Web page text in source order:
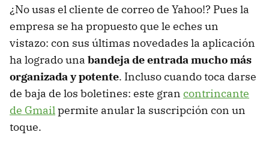
¿No usas el cliente de correo de Yahoo!? Pues la
empresa se ha propuesto que le eches un
vistazo: con sus últimas novedades la aplicación
ha logrado una bandeja de entrada mucho más
organizada y potente. Incluso cuando toca darse
de baja de los boletines: este gran contrincante
de Gmailpermite anular la suscripción con un
toque.